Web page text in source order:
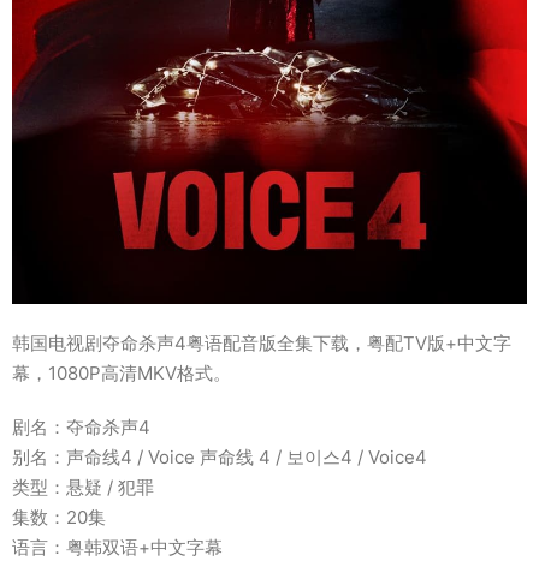
韩国电视剧夺命杀声4粤语配音版全集下载，粤配TV版+中文字
幕，1080P高清MKV格式。
剧名：夺命杀声4
别名：声命线4 / Voice 声命线 4 / 보이스4 / Voice4
类型：悬疑 / 犯罪
集数：20集
语言：粤韩双语+中文字幕